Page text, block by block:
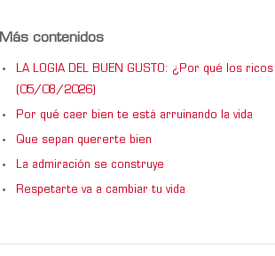
Más contenidos
LA LOGIA DEL BUEN GUSTO: ¿Por qué los
(05/08/2026)
Por qué caer bien te está arruinando la vida
Que sepan quererte bien
La admiración se construye
Respetarte va a cambiar tu vida